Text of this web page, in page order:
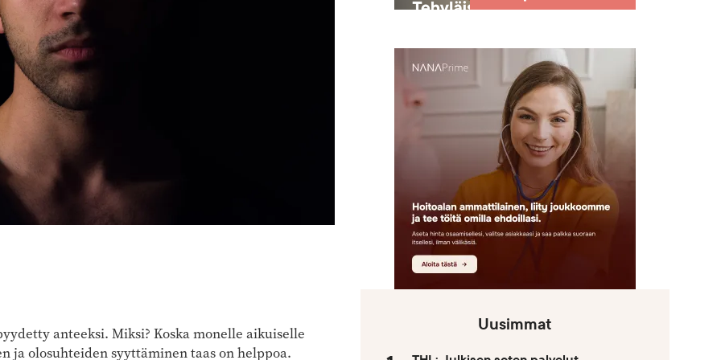
anteeksi. Miksi? Koska monelle aikuiselle
ja olosuhteiden syyttäminen taas on helppoa.
Uusimmat